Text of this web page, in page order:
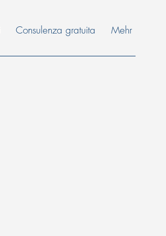
Consulenza gratuita Mehr